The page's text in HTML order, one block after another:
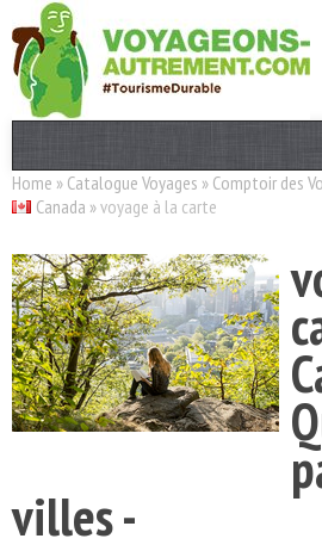
Actualités
Destinations
Acteurs
Thèmes
Home » Catalogue Voyages » Comptoir des
Canada »voyage à la carte
villes -